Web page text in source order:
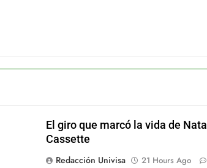
El giro que marcó la vida de Nata
Cassette
Redacción Univisa
21 Hours Ago